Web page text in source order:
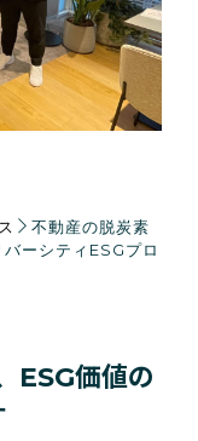
不動産の脱炭素
ーシティESGプロ
ESG価値の